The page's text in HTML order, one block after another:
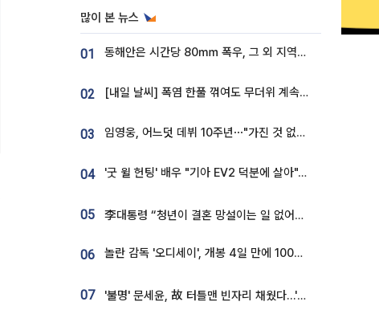
많이 본 뉴스
01 동해안은 시간당 80㎜ 폭우, 그 외 지역은 폭염…‘극과 극 날씨’
02 [내일 날씨] 폭염 한풀 꺾여도 무더위 계속⋯동해안 이틀 연속 비
03 임영웅, 어느덧 데뷔 10주년⋯"가진 것 없던 시절, 내 앞엔 20명의 팬뿐"
04 '굿 윌 헌팅' 배우 "기아 EV2 덕분에 살아"…교통사고 후 안전성 극찬
05 李대통령 “청년이 결혼 망설이는 일 없어야...제도상 불이익 조사”
06 놀란 감독 '오디세이', 개봉 4일 만에 100만 돌파⋯'왕사남' 보다 빠르다
07 '불명' 문세윤, 故 터틀맨 빈자리 채웠다…'거북이' 눈물의 최종 우승